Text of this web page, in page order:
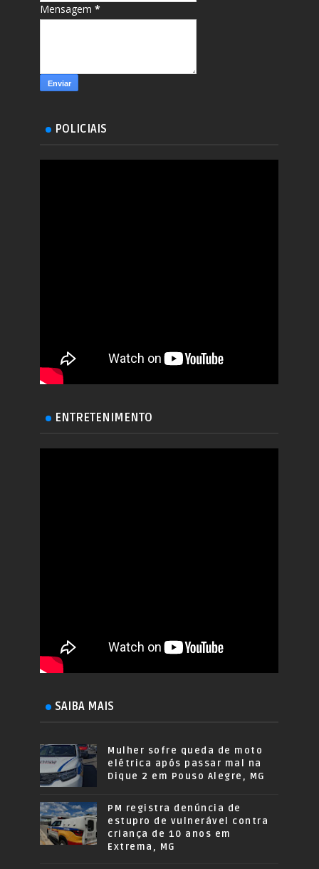
Mensagem*
POLICIAIS
ENTRETENIMENTO
SAIBA MAIS
Mulher sofre queda de moto
elétrica após passar mal na
Dique 2 em Pouso Alegre, MG
PM registra denúncia de
estupro de vulnerável contra
criança de 10 anos em
Extrema, MG